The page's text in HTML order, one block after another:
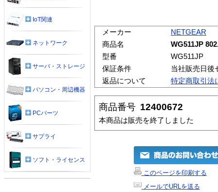
メーカー
NETGEAR
商品名
WG511JP
型番
WG511JP
保証条件
当社販売日後
返品について
特定商取引法
商品番号 12400672
本商品は販売を終了しました
このページを印刷する
メールでURLを送る
IoT関連
ネットワーク
サーバ・ストレージ
パソコン・周辺機器
PCパーツ
サプライ
ソフト・ライセンス